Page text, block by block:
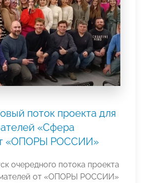
поток проекта для
«Сфера
«ОПОРЫ РОССИИ»
очередного потока проекта
от «ОПОРЫ РОССИИ»